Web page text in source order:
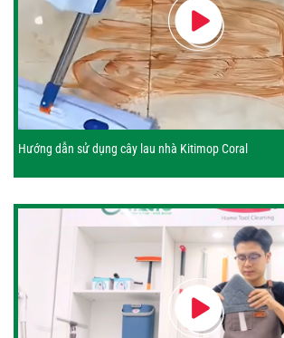
Hướng dẫn sử dụng cây lau nhà Kitimop Coral